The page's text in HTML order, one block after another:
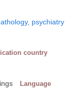
psychiatry
country
Language